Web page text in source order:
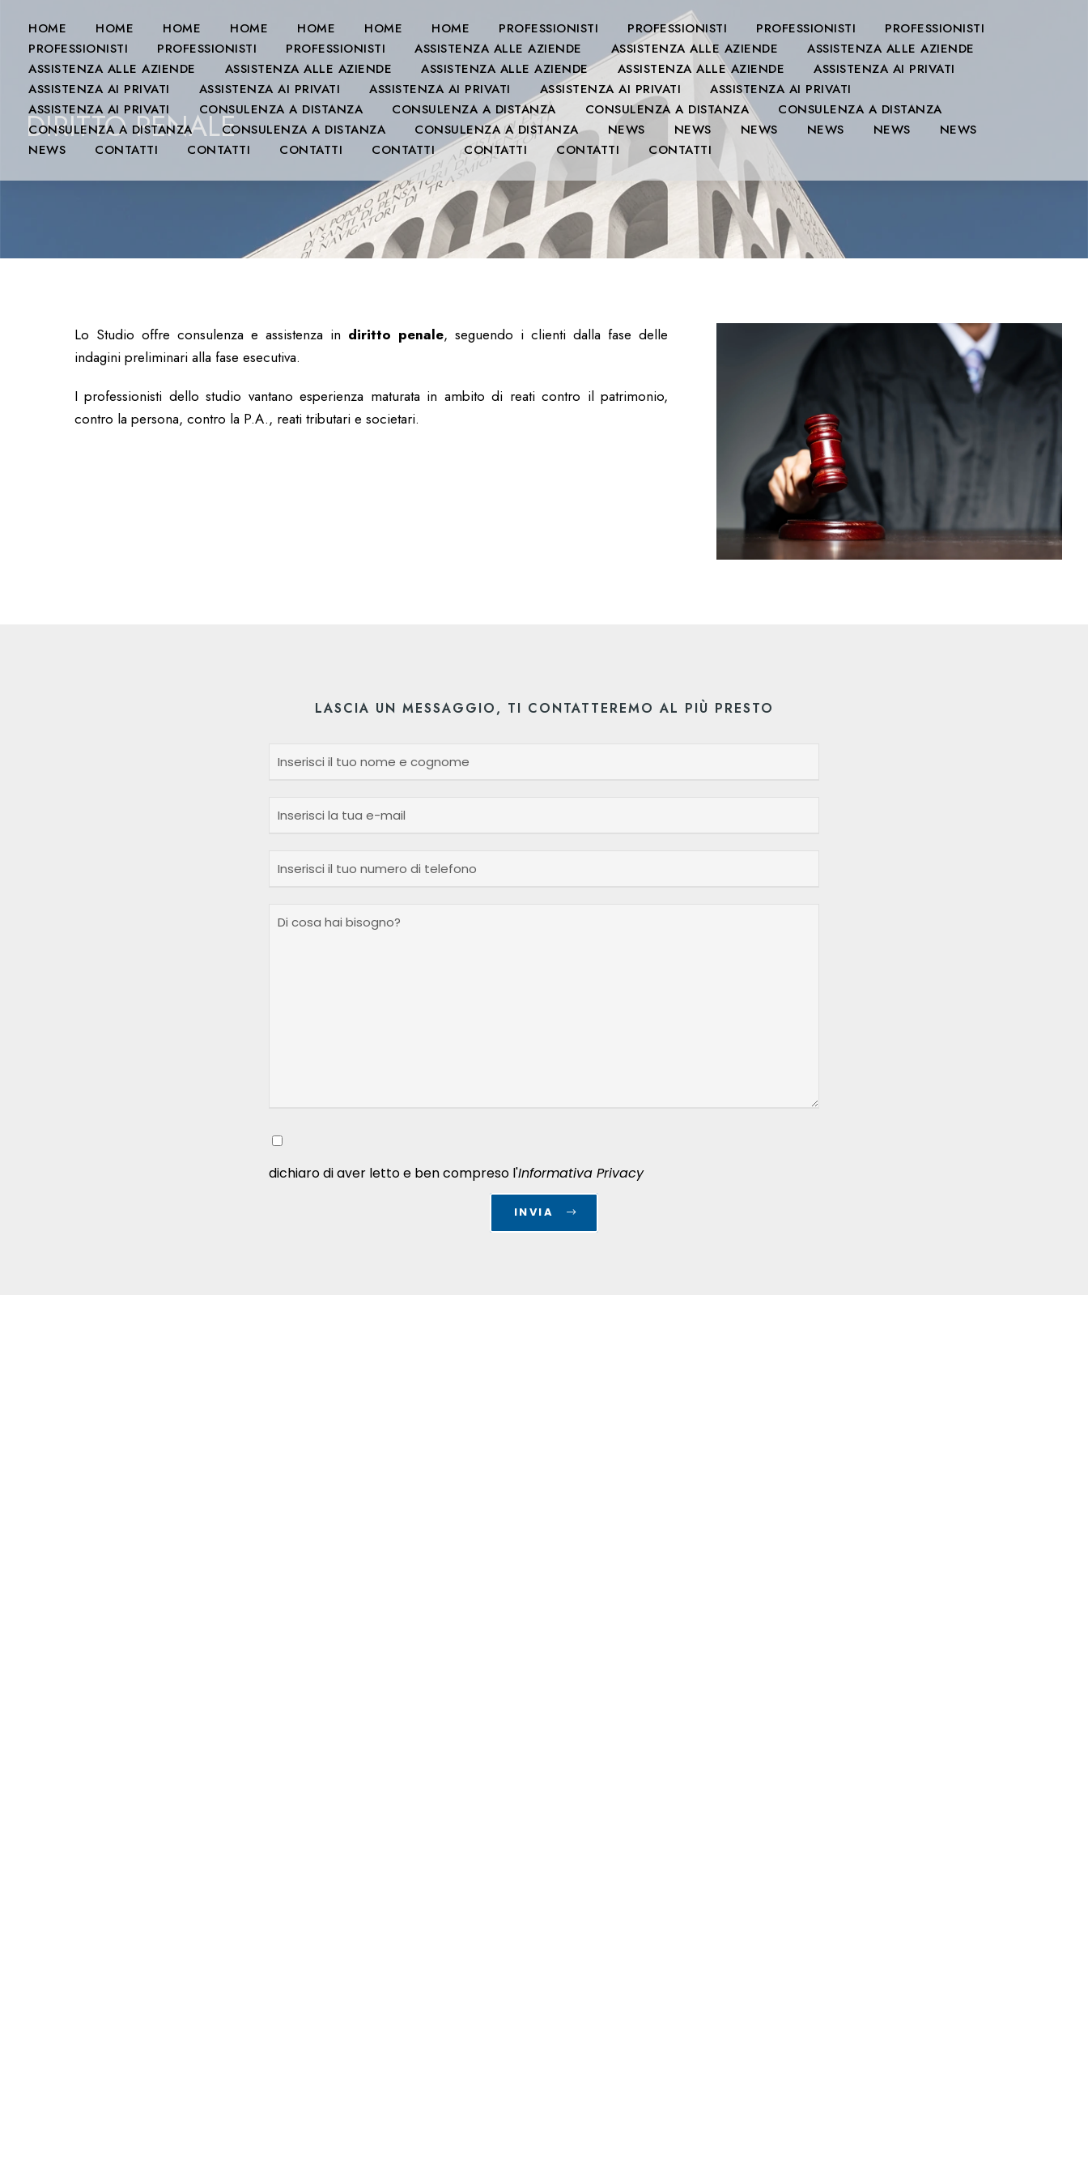
HOME HOME HOME HOME HOME HOME HOME PROFESSIONISTI PROFESSIONISTI PROFESSIONISTI
PROFESSIONISTI
PROFESSIONISTI
PROFESSIONISTI PROFESSIONISTI ASSISTENZA ALLE AZIENDE ASSISTENZA ALLE AZIENDE
ASSISTENZA ALLE AZIENDE
ASSISTENZA ALLE AZIENDE
ASSISTENZA ALLE AZIENDE ASSISTENZA ALLE AZIENDE ASSISTENZA ALLE AZIENDE
ASSISTENZA AI PRIVATI
ASSISTENZA AI PRIVATI
ASSISTENZA AI PRIVATI ASSISTENZA AI PRIVATI ASSISTENZA AI PRIVATI
ASSISTENZA AI PRIVATI
ASSISTENZA AI PRIVATI
CONSULENZA A DISTANZA CONSULENZA A DISTANZA CONSULENZA A DISTANZA
CONSULENZA A DISTANZA
CONSULENZA A DISTANZA
CONSULENZA A DISTANZA CONSULENZA A DISTANZA NEWS NEWS NEWS NEWS NEWS
NEWS
NEWS
CONTATTI CONTATTI CONTATTI CONTATTI CONTATTI CONTATTI CONTATTI
DIRITTO PENALE
Lo Studio offre consulenza e assistenza in diritto penale, seguendo i clienti dalla fase delle
indagini preliminari alla fase esecutiva.
I professionisti dello studio vantano esperienza maturata in ambito di reati contro il patrimonio,
contro la persona, contro la P.A., reati tributari e societari.
LASCIA UN MESSAGGIO, TI CONTATTEREMO AL PIÙ PRESTO
dichiaro di aver letto e ben compreso l'Informativa Privacy
INVIA